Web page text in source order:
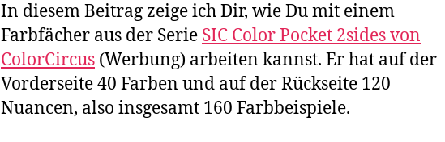
In diesem Beitrag zeige ich Dir, wie Du mit einem
Farbfächer aus der Serie SIC Color Pocket 2sides von
ColorCircus (Werbung) arbeiten kannst. Er hat auf der
Vorderseite 40 Farben und auf der Rückseite 120
Nuancen, also insgesamt 160 Farbbeispiele.